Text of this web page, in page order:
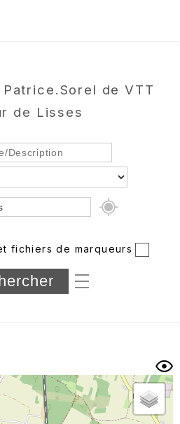
de VTT
de Lisses
fichiers de marqueurs